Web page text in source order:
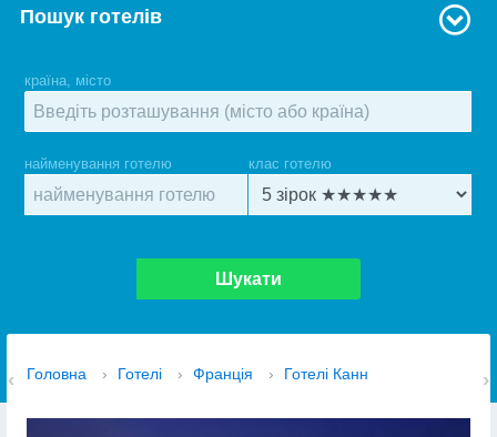
Пошук готелів
країна, місто
найменування готелю клас готелю
Шукати
Головна › Готелі › Франція › Готелі Канн